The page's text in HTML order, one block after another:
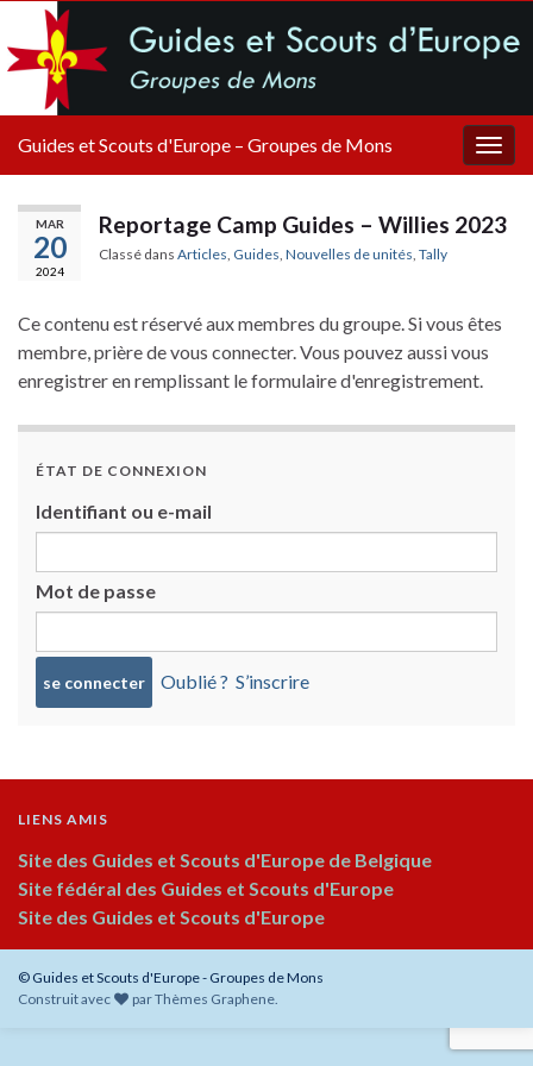
Guides et Scouts d'Europe – Groupes de Mons
MAR
20
2024
Reportage Camp Guides – Willies 2023
Classé dans Articles Guides Nouvelles de unités Tally
Ce contenu est réservé aux membres du groupe. Si vous êtes
membre, prière de vous connecter. Vous pouvez aussi vous
enregistrer en remplissant le formulaire d'enregistrement.
ÉTAT DE CONNEXION
Identifiant ou e-mail
Mot de passe
Oublié ? S’inscrire
LIENS AMIS
Site des Guides et Scouts d'Europe de Belgique
Site fédéral des Guides et Scouts d'Europe
Site des Guides et Scouts d'Europe
© Guides et Scouts d'Europe - Groupes de Mons
Construit avec
parThèmes Graphene